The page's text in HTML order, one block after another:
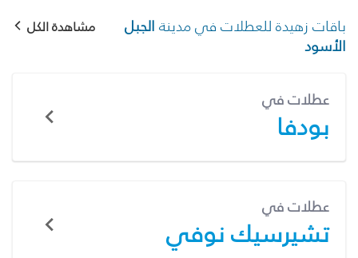
باقات زهيدة للعطلات في مدينة الجبل
الأسود
مشاهدة الكل
عطلات في
بودفا
عطلات في
تشيرسيك نوفي